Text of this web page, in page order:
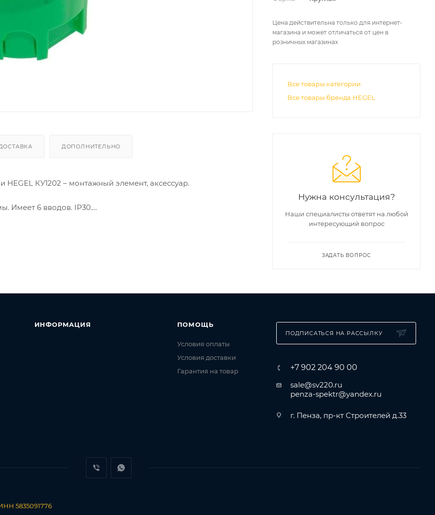
ДОПОЛНИТЕЛЬНО
HEGEL КУ1202 – монтажный элемент, аксессуар.
Имеет 6 вводов. IP30.
Цена действительна только для интернет-
магазина и может отличаться от цен в
розничных магазинах
Все товары категории
Все товары бренда HEGEL
Нужна консультация?
Наши специалисты ответят на любой
интересующий вопрос
ЗАДАТЬ ВОПРОС
ИНФОРМАЦИЯ ПОМОЩЬ
Условия оплаты
Условия доставки
Гарантия на товар
ПОДПИСАТЬСЯ НА РАССЫЛКУ
+7 902 204 90 00
sale@sv220.ru
penza-spektr@yandex.ru
г. Пенза, пр-кт Строителей д.33
5835091776